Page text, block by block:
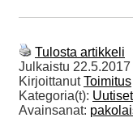
Tulosta artikkeli
Julkaistu
KirjoittanutToimitus
Kategoria(t): Uutiset
Avainsanat: